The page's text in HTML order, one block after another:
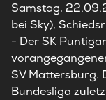
Samstag,
bei Sky),
- Der SK
SV Mattersburg.
Bundesliga